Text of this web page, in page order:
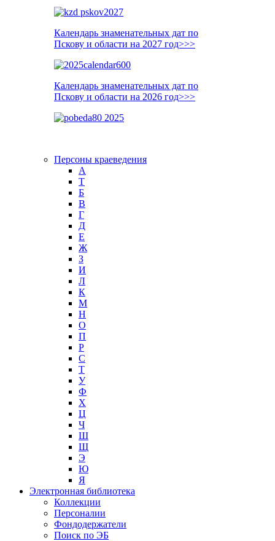
Календарь знаменательных дат по
Пскову и области на 2027 год>>>
Календарь знаменательных дат по
Пскову и области на 2026 год>>>
Персоны краеведения
А
T
Б
В
Г
Д
Е
Ж
З
И
Л
К
М
Н
О
П
Р
С
Т
У
Ф
Х
Ц
Ч
Ш
Щ
Э
Ю
Я
Электронная библиотека
Коллекции
Персоналии
Фондодержатели
Поиск по ЭБ